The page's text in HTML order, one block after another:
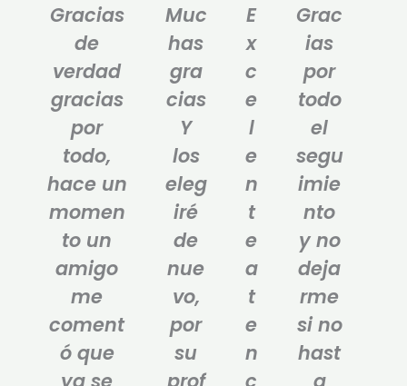
Gracias
de
verdad
gracias
por
todo,
hace un
momen
to un
amigo
me
coment
ó que
Muc
has
gra
cias
Y
los
eleg
iré
de
nue
vo,
por
su
E
x
c
e
l
e
n
t
e
a
t
e
n
Grac
ias
por
todo
el
segu
imie
nto
y no
deja
rme
si no
hast